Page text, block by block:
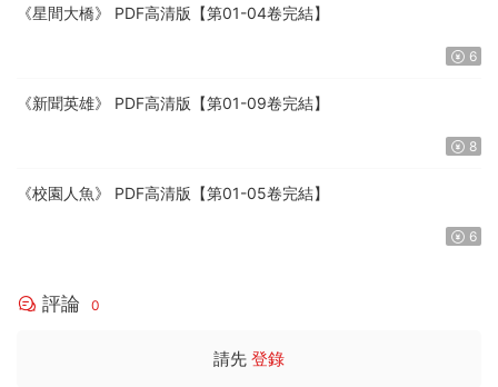
《星間大橋》 PDF高清版【第01-04卷完結】
6
《新聞英雄》 PDF高清版【第01-09卷完結】
8
《校園人魚》 PDF高清版【第01-05卷完結】
6
評論 0
請先 登錄